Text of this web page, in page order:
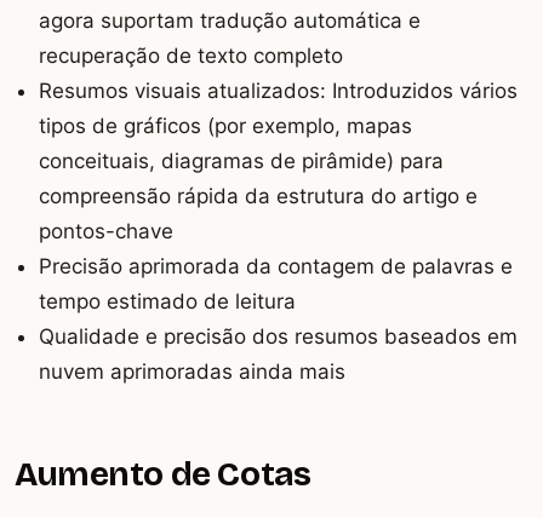
agora suportam tradução automática e
recuperação de texto completo
Resumos visuais atualizados: Introduzidos vários
tipos de gráficos (por exemplo, mapas
conceituais, diagramas de pirâmide) para
compreensão rápida da estrutura do artigo e
pontos-chave
Precisão aprimorada da contagem de palavras e
tempo estimado de leitura
Qualidade e precisão dos resumos baseados em
nuvem aprimoradas ainda mais
Aumento de Cotas